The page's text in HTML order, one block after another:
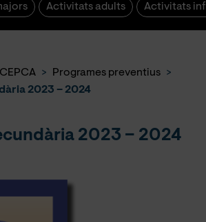
Activitats adults Activitats
CEPCA > Programes preventius >
2023 – 2024
2023 – 2024